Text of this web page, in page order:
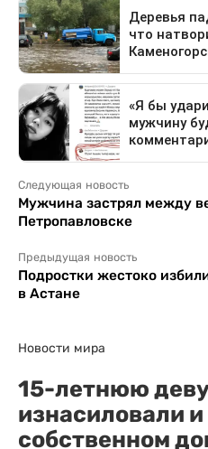
Следующая новость
Мужчина застрял между
Петропавловске
Предыдущая новость
Подростки жестоко
в Астане
Новости мира
15-летнюю
изнасиловали
собственном